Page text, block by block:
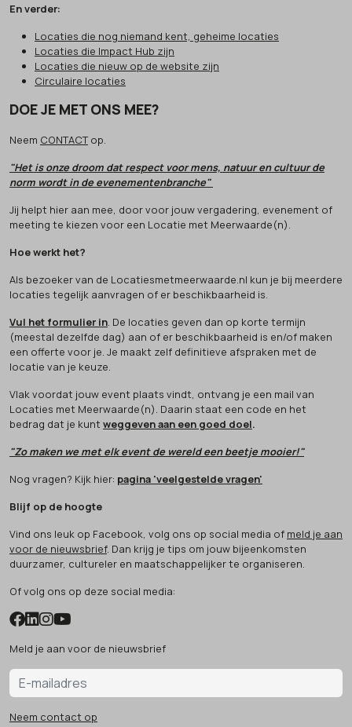
En verder:
Locaties die nog niemand kent, geheime locaties
Locaties die Impact Hub zijn
Locaties die nieuw op de website zijn
Circulaire locaties
DOE JE MET ONS MEE?
Neem CONTACTop.
"Het is onze droom dat respect voor mens, natuur en cultuur de
norm wordt in de evenementenbranche"
Jij helpt hier aan mee, door voor jouw vergadering, evenement of
meeting te kiezen voor een Locatie met Meerwaarde(n).
Hoe werkt het?
Als bezoeker van de Locatiesmetmeerwaarde.nl kun je bij meerdere
locaties tegelijk aanvragen of er beschikbaarheid is.
Vul het formulier in. De locaties geven dan op korte termijn
(meestal dezelfde dag) aan of er beschikbaarheid is en/of maken
een offerte voor je. Je maakt zelf definitieve afspraken met de
locatie van je keuze.
Vlak voordat jouw event plaats vindt, ontvang je een mail van
Locaties met Meerwaarde(n). Daarin staat een code en het
bedrag dat je kunt weggeven aan een goed doel.
"Zo maken we met elk event de wereld een beetje mooier!"
Nog vragen? Kijk hier: pagina 'veelgestelde vragen'
Blijf op de hoogte
Vind ons leuk op Facebook, volg ons op social media of meld je aan
voor de nieuwsbrief. Dan krijg je tips om jouw bijeenkomsten
duurzamer, cultureler en maatschappelijker te organiseren.
Of volg ons op deze social media:
Meld je aan voor de nieuwsbrief
Neem contact op